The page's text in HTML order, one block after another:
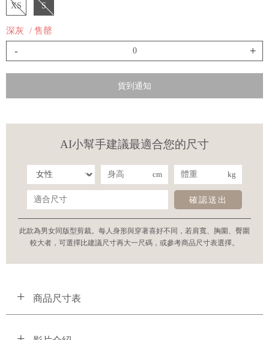
XS S
深灰 / 售罄
- +
貨到通知
AI小幫手建議最適合您的尺寸
cm kg
確認送出
此款為男女同版型剪裁。每人身形與穿著喜好不同，若肩寬、胸圍、臀圍
較大者，可選擇比建議尺寸再大一尺碼，或參考商品尺寸表選擇。
商品尺寸表